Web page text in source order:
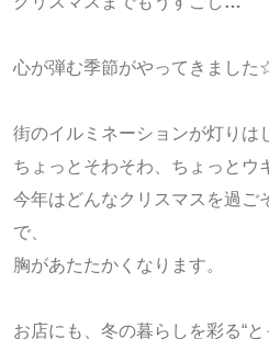
心が弾む季節がやってきました
街のイルミネーションが灯りは
ちょっとそわそわ、ちょっとウ
今年はどんなクリスマスを過ご
で、
胸があたたかくなります。
お店にも、冬の暮らしを彩る“